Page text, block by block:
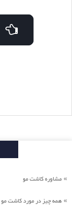
درخواست مشاوره رایگان
» مشاوره کاشت مو
» همه چیز در مورد کاشت مو